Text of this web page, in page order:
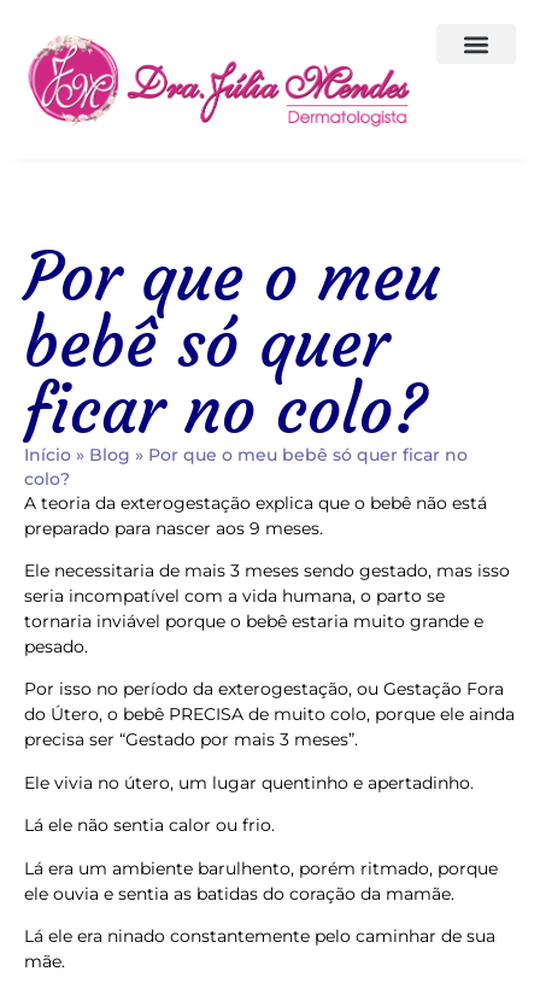
Por que o meu
bebê só quer
ficar no colo?
Início » Blog » Por que o meu bebê só quer ficar no
colo?
A teoria da exterogestação explica que o bebê não está
preparado para nascer aos 9 meses.
Ele necessitaria de mais 3 meses sendo gestado, mas isso
seria incompatível com a vida humana, o parto se
tornaria inviável porque o bebê estaria muito grande e
pesado.
Por isso no período da exterogestação, ou Gestação Fora
do Útero, o bebê PRECISA de muito colo, porque ele ainda
precisa ser “Gestado por mais 3 meses”.
Ele vivia no útero, um lugar quentinho e apertadinho.
Lá ele não sentia calor ou frio.
Lá era um ambiente barulhento, porém ritmado, porque
ele ouvia e sentia as batidas do coração da mamãe.
Lá ele era ninado constantemente pelo caminhar de sua
mãe.